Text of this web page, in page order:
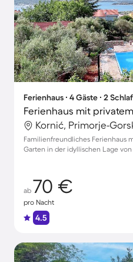
Ferienhaus ∙ 4 Gäste ∙ 2
Ferienhaus mit
Kornić, Primorje-
Familienfreundliches Ferienhaus
Garten in der idyllischen Lage
ab 70 €
pro Nacht
4.5